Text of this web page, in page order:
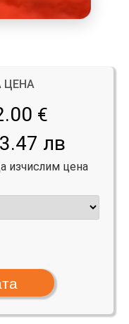
ЦЕНА
€
лв
изчислим цена